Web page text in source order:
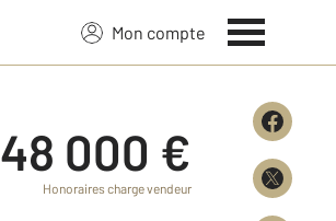
Mon compte
148 000 €
Honoraires charge vendeur